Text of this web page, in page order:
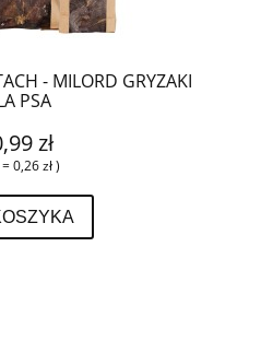
- MILORD GRYZAKI
PSA
zł
0,26 zł )